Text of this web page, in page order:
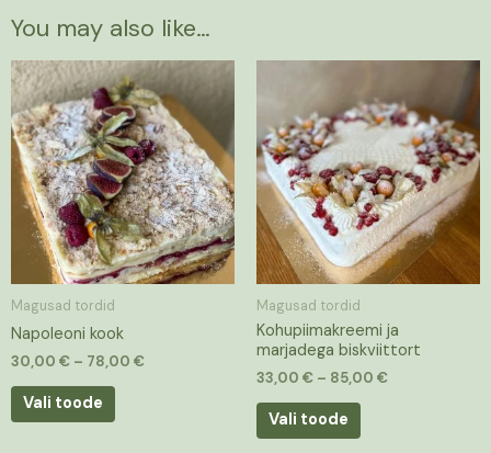
You may also like…
Magusad tordid
Napoleoni kook
30,00 € – 78,00 €
Price
range:
30,00 €
through
78,00 €
Vali toode
This
product
has
multiple
variants.
The
options
may
be
chosen
on
the
product
page
Magusad tordid
Kohupiimakreemi ja
marjadega biskviittort
33,00 € – 85,00 €
33,00 €
through
85,00 €
Vali toode
product
has
multiple
variants.
The
options
may
be
chosen
on
the
product